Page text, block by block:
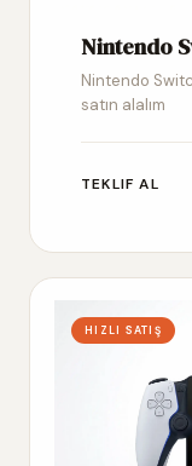
Nintendo
Nintendo
satın alalım
TEKLIF AL
HIZLI SATIŞ